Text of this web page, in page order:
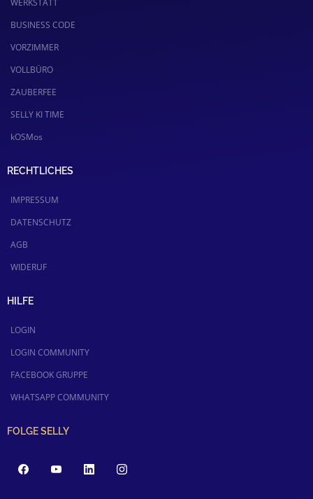
WERKSTATT
BUSINESS CODE
VORZIMMER
VOLLBÜRO
ZAUBERFEE
SELLY KI TIME
kOSMos
RECHTLICHES
IMPRESSUM
DATENSCHUTZ
AGB
WIDERUF
HILFE
LOGIN
LOGIN COMMUNITY
FACEBOOK GRUPPE
WHATSAPP COMMUNITY
FOLGE SELLY